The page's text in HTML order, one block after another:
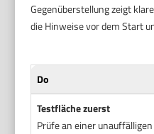
Gegenüberstellung zeigt
die Hinweise vor dem Start
Do
Testfläche zuerst
Prüfe an einer